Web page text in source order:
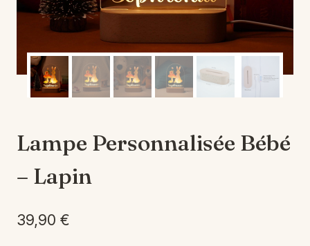
Lampe Personnalisée Bébé
– Lapin
39,90 €